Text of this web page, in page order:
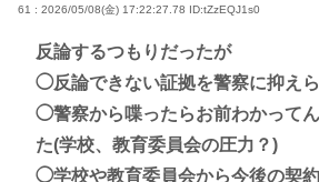
61 : 2026/05/08(金) 17:22:27.78 ID:tZzEQJ1s0
反論するつもりだったが
◯反論できない証拠を警察に抑え
◯警察から喋ったらお前わかって
た(学校、教育委員会の圧力？)
◯学校や教育委員会から今後の契